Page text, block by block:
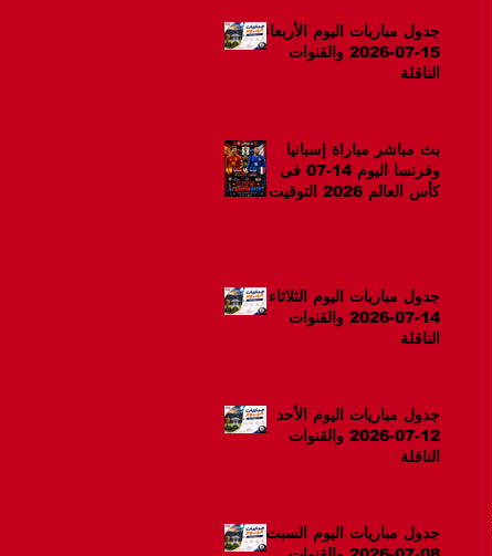
جدول مباريات اليوم الأربعاء
15-07-2026 والقنوات
الناقلة
بث مباشر مباراة إسبانيا
وفرنسا اليوم 14-07 فى
كأس العالم 2026 التوقيت
جدول مباريات اليوم الثلاثاء
14-07-2026 والقنوات
الناقلة
جدول مباريات اليوم الأحد
12-07-2026 والقنوات
الناقلة
جدول مباريات اليوم السبت